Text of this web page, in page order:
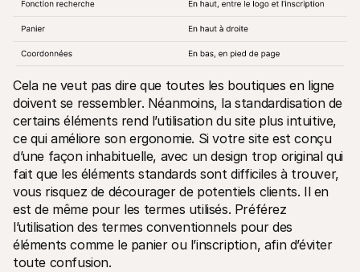
Cela ne veut pas dire que toutes les boutiques en ligne
doivent se ressembler. Néanmoins, la standardisation de
certains éléments rend l’utilisation du site plus intuitive,
ce qui améliore son ergonomie. Si votre site est conçu
d’une façon inhabituelle, avec un design trop original qui
fait que les éléments standards sont difficiles à trouver,
vous risquez de décourager de potentiels clients. Il en
est de même pour les termes utilisés. Préférez
l’utilisation des termes conventionnels pour des
éléments comme le panier ou l’inscription, afin d’éviter
toute confusion.